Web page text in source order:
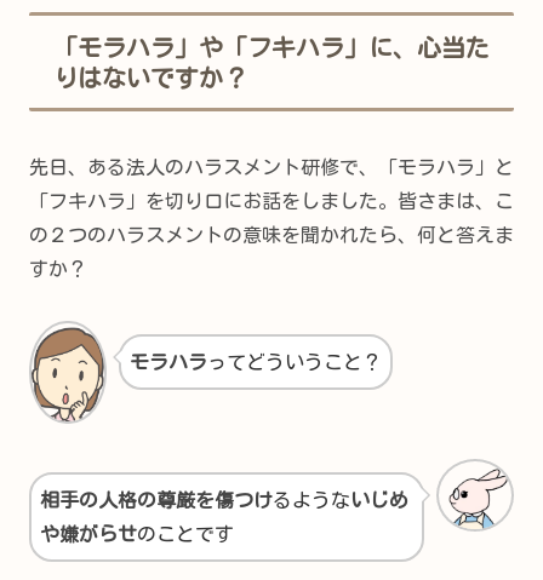
「モラハラ」や「フキハラ」に、心当た
りはないですか？
先日、ある法人のハラスメント研修で、「モラハラ」と
「フキハラ」を切り口にお話をしました。皆さまは、こ
の２つのハラスメントの意味を聞かれたら、何と答えま
すか？
モラハラってどういうこと？
相手の人格の尊厳を傷つけるようないじめ
や嫌がらせのことです